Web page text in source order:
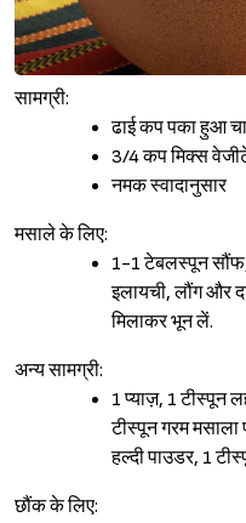
सामग्री:
ढाई कप पका हुआ
3/4 कप मिक्स
नमक स्वादानुसार
मसाले के लिए:
1-1 टेबलस्पून सौंफ,
इलायची, लौंग और
मिलाकर भून लें.
अन्य सामग्री:
1 प्याज़, 1 टीस्पून
टीस्पून गरम
हल्दी पाउडर, 1
छौंक के लिए: